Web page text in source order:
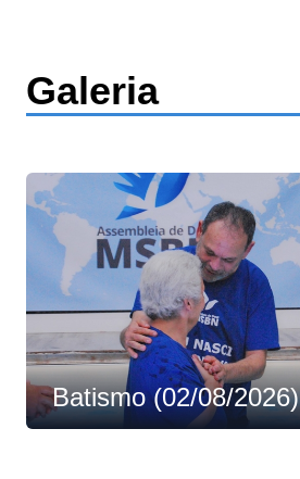
Galeria
Batismo (02/08/2026)